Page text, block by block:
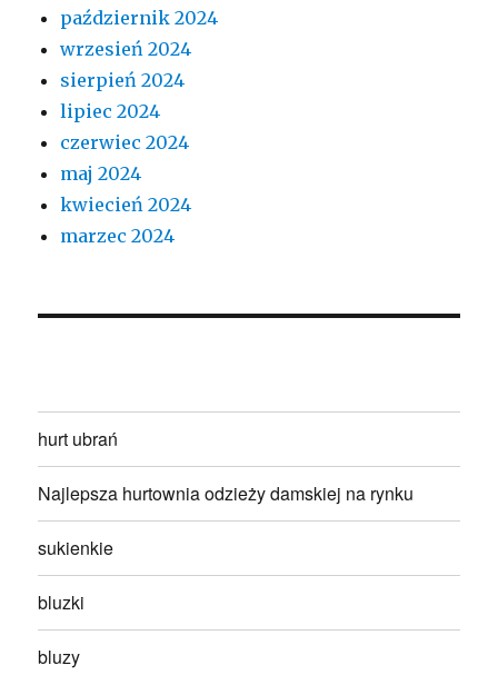
październik 2024
wrzesień 2024
sierpień 2024
lipiec 2024
czerwiec 2024
maj 2024
kwiecień 2024
marzec 2024
hurt ubrań
Najlepsza hurtownia odzieży damskiej na rynku
sukienkie
bluzki
bluzy